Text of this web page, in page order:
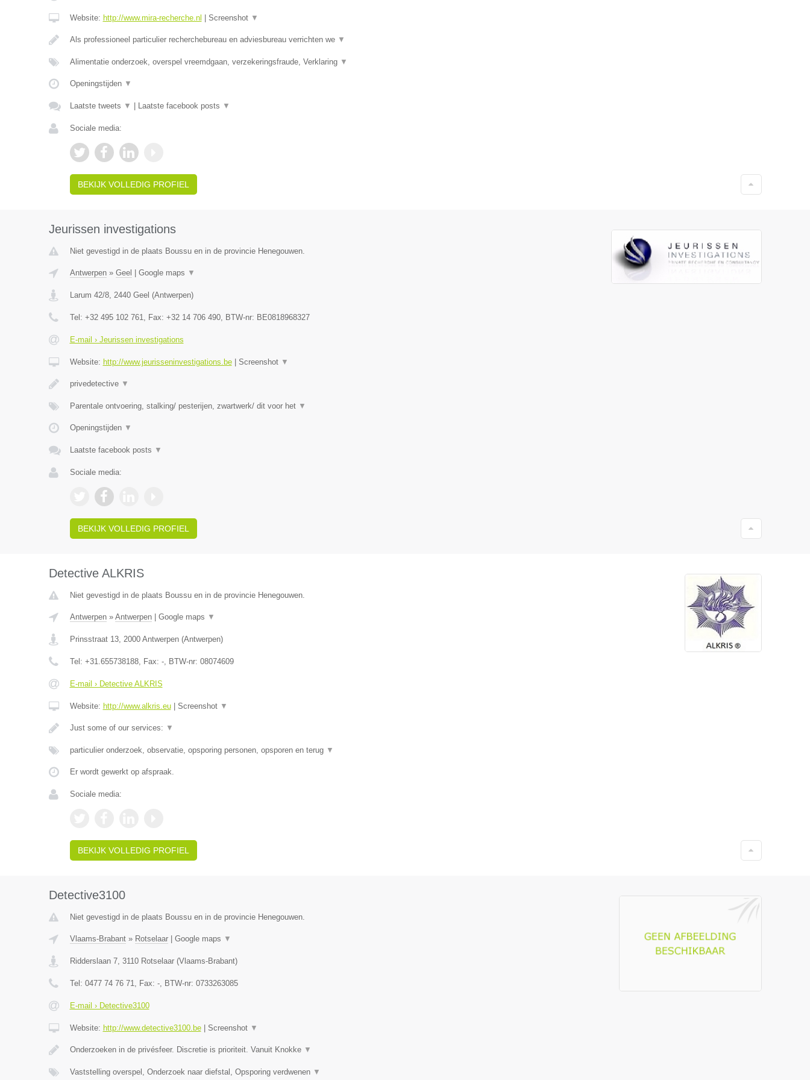
Website: http://www.mira-recherche.nl Screenshot ▼
Als professioneel particulier recherchebureau en adviesbureau verrichten we ▼
Alimentatie onderzoek, overspel vreemdgaan, verzekeringsfraude, Verklaring ▼
Openingstijden ▼
Laatste tweets ▼ Laatste facebook posts ▼
Sociale media:
BEKIJK VOLLEDIG PROFIEL
Jeurissen investigations
Niet gevestigd in de plaats Boussu en in de provincie Henegouwen.
Antwerpen» Geel Google maps ▼
Larum 42/8, 2440 Geel (Antwerpen)
Tel: +32 495 102 761, Fax: +32 14 706 490, BTW-nr: BE0818968327
E-mail › Jeurissen investigations
Website: http://www.jeurisseninvestigations.be| Screenshot ▼
privedetective ▼
Parentale ontvoering, stalking/ pesterijen, zwartwerk/ dit voor het ▼
Openingstijden ▼
Laatste facebook posts ▼
Sociale media:
BEKIJK VOLLEDIG PROFIEL
Detective ALKRIS
Niet gevestigd in de plaats Boussu en in de provincie Henegouwen.
Antwerpen» Antwerpen| Google maps ▼
Prinsstraat 13, 2000 Antwerpen(Antwerpen)
Tel: +31.655738188, Fax: -, BTW-nr: 08074609
E-mail › Detective ALKRIS
Website: http://www.alkris.eu| Screenshot ▼
Just some of our services: ▼
particulier onderzoek, observatie, opsporing personen, opsporen en terug ▼
Er wordt gewerkt op afspraak.
Sociale media:
BEKIJK VOLLEDIG PROFIEL
Detective3100
Niet gevestigd in de plaats Boussu en in de provincie Henegouwen.
Vlaams-Brabant» Rotselaar| Google maps ▼
Ridderslaan 7, 3110 Rotselaar(Vlaams-Brabant)
Tel: 0477 74 76 71, Fax: -, BTW-nr: 0733263085
E-mail › Detective3100
Website: http://www.detective3100.be| Screenshot ▼
Onderzoeken in de privésfeer. Discretie is prioriteit. Vanuit Knokke ▼
Vaststelling overspel, Onderzoek naar diefstal, Opsporing verdwenen ▼